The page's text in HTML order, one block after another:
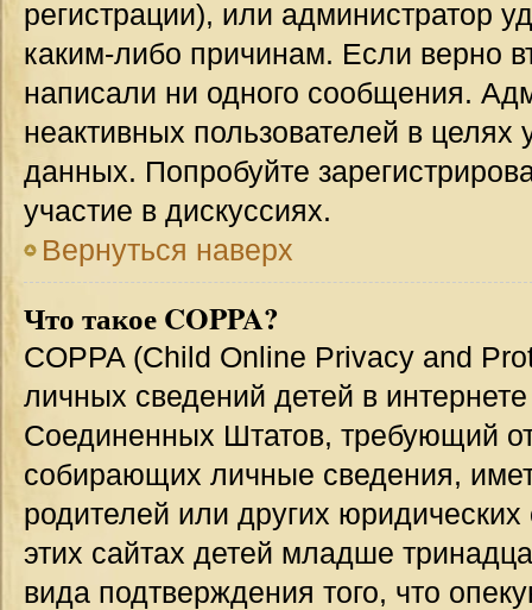
регистрации), или администратор
каким-либо причинам. Если верно
написали ни одного сообщения.
неактивных пользователей в
данных. Попробуйте
участие в дискуссиях.
Вернуться наверх
Что такое COPPA?
COPPA (Child Online Privacy and
личных сведений детей в
Соединенных Штатов, требующий
собирающих личные сведения,
родителей или других
этих сайтах детей младше
вида подтверждения того, что